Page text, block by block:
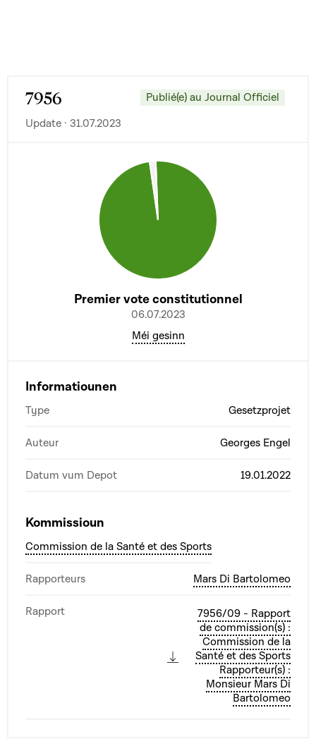
7956
Publié(e) au Journal Officiel
Update · 31.07.2023
Premier vote constitutionnel
06.07.2023
Méi gesinn
Informatiounen
Type Gesetzprojet
Auteur Georges Engel
Datum vum Depot 19.01.2022
Kommissioun
Commission de la Santé et des Sports
Rapporteurs Mars Di Bartolomeo
Rapport
7956/09 - Rapport
de commission(s) :
Commission de la
Santé et des Sports
Rapporteur(s) :
Monsieur Mars Di
Bartolomeo